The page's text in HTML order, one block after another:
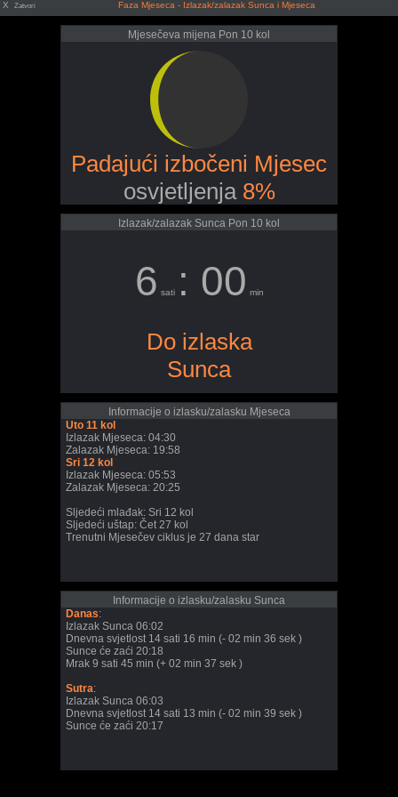
X Zatvori Faza Mjeseca - Izlazak/zalazak Sunca i Mjeseca
Mjesečeva mijena Pon 10 kol
Padajući izbočeni Mjesec
osvjetljenja 8%
Izlazak/zalazak Sunca Pon 10 kol
6 sati : 00 min
Do izlaska
Sunca
Informacije o izlasku/zalasku Mjeseca
Uto 11 kol
Izlazak Mjeseca: 04:30
Zalazak Mjeseca: 19:58
Sri 12 kol
Izlazak Mjeseca: 05:53
Zalazak Mjeseca: 20:25
Sljedeći mlađak: Sri 12 kol
Sljedeći uštap: Čet 27 kol
Trenutni Mjesečev ciklus je 27 dana star
Informacije o izlasku/zalasku Sunca
Danas:
Izlazak Sunca 06:02
Dnevna svjetlost 14 sati 16 min (- 02 min 36 sek )
Sunce će zaći 20:18
Mrak 9 sati 45 min (+ 02 min 37 sek )
Sutra:
Izlazak Sunca 06:03
Dnevna svjetlost 14 sati 13 min (- 02 min 39 sek )
Sunce će zaći 20:17